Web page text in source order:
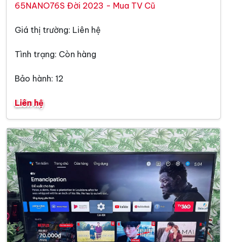
65NANO76S Đời 2023 - Mua TV Cũ
Giá thị trường: Liên hệ
Tình trạng: Còn hàng
Bảo hành: 12
Liên hệ